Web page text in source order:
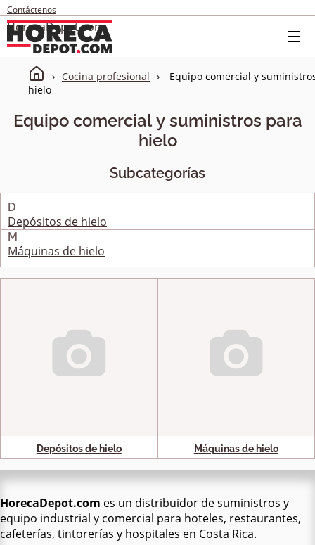
Contáctenos
HorecaDepot.com
Cocina profesional
Equipo comercial y
hielo
Equipo comercial y suministros para
hielo
Subcategorías
D
Depósitos de hielo
M
Máquinas de hielo
Depósitos de hielo Máquinas de hielo
HorecaDepot.com es un distribuidor de suministros y
equipo industrial y comercial para hoteles, restaurantes,
cafeterías, tintorerías y hospitales en Costa Rica.